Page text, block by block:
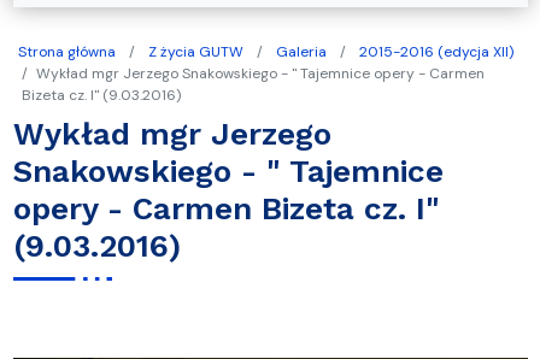
Strona główna Z życia GUTW Galeria
2015-2016 (edycja XII)
Wykład mgr Jerzego Snakowskiego - " Tajemnice opery - Carmen
Bizeta cz. I" (9.03.2016)
Wykład mgr Jerzego
Snakowskiego - " Tajemnice
opery - Carmen Bizeta cz. I"
(9.03.2016)